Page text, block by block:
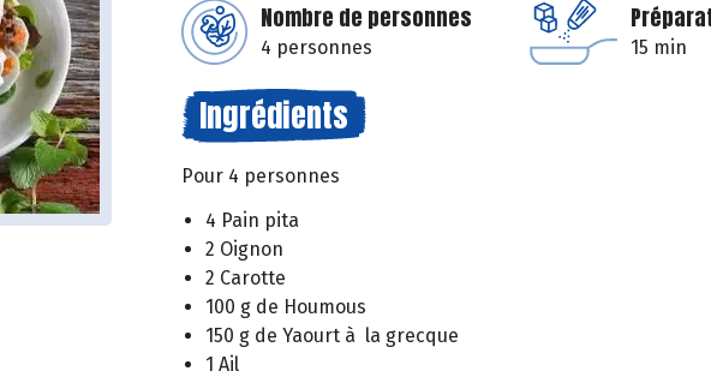
Nombre de personnes
4 personnes 15 min
Ingrédients
Pour 4 personnes
4 Pain pita
2 Oignon
2 Carotte
100 g de Houmous
150 g de Yaourt à la grecque
1 Ail